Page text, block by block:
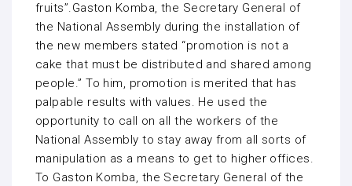
fruits”.Gaston Komba, the Secretary General of
the National Assembly during the installation of
the new members stated “promotion is not a
cake that must be distributed and shared among
people.” To him, promotion is merited that has
palpable results with values. He used the
opportunity to call on all the workers of the
National Assembly to stay away from all sorts of
manipulation as a means to get to higher offices.
To Gaston Komba, the Secretary General of the